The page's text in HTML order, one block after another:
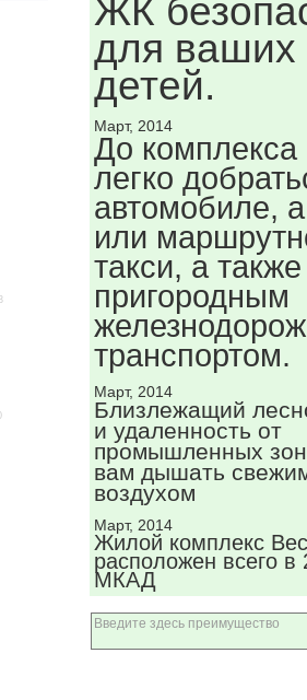
ЖК
для ваших
детей.
Март, 2014
До
легко
автомобиле,
или
такси, а также
пригородным
транспортом.
Март, 2014
Близлежащий
и удаленность от
промышленных зон
вам дышать
воздухом
Март, 2014
Жилой комплекс
расположен всего в
МКАД